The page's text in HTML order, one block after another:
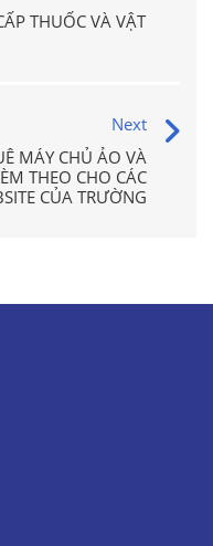
THUỐC VÀ VẬT
Next
MÁY CHỦ ẢO VÀ
THEO CHO CÁC
CỦA TRƯỜNG